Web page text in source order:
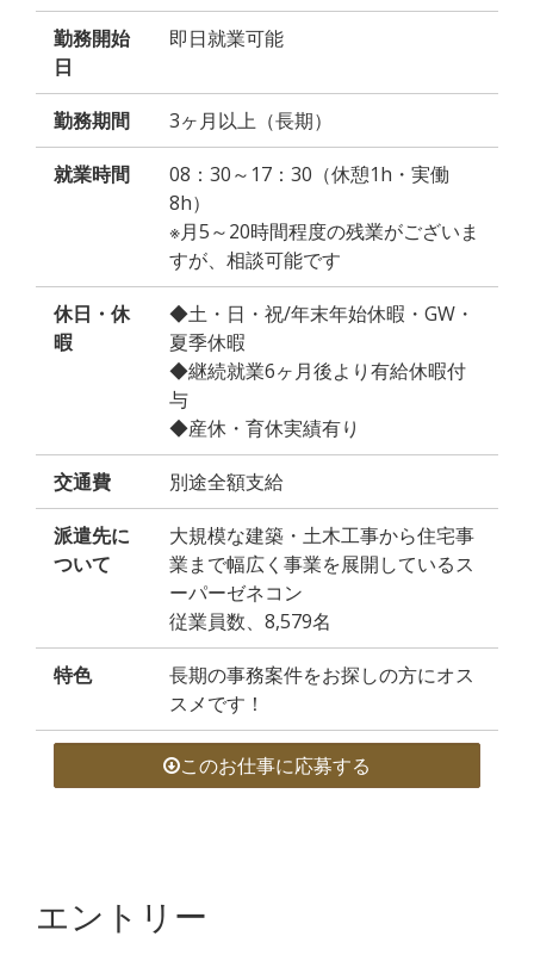
勤務開始
日
即日就業可能
勤務期間 3ヶ月以上（長期）
就業時間
08：30～17：30（休憩1h・実働
8h）
※月5～20時間程度の残業がございま
すが、相談可能です
休日・休
暇
◆土・日・祝/年末年始休暇・GW・
夏季休暇
◆継続就業6ヶ月後より有給休暇付
与
◆産休・育休実績有り
交通費 別途全額支給
派遣先に
ついて
大規模な建築・土木工事から住宅事
業まで幅広く事業を展開しているス
ーパーゼネコン
従業員数、8,579名
特色
長期の事務案件をお探しの方にオス
スメです！
このお仕事に応募する
エントリー